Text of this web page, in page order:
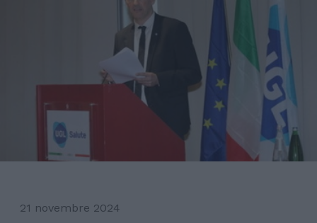
21 novembre 2024